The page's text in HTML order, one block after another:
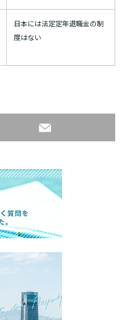
日本には法定定年退職金の制
度はない